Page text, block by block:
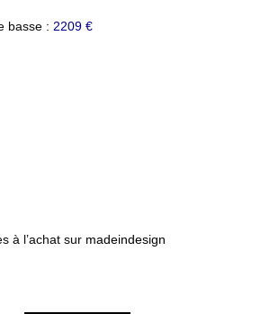
basse : 2209 €
à l’achat sur madeindesign